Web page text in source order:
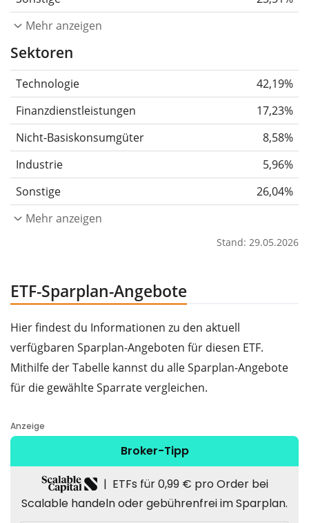
Mehr anzeigen
Sektoren
Technologie
42,19%
Finanzdienstleistungen
17,23%
Nicht-Basiskonsumgüter
8,58%
Industrie
5,96%
Sonstige
26,04%
Mehr anzeigen
Stand: 29.05.2026
ETF-Sparplan-Angebote
Hier findest du Informationen zu den aktuell
verfügbaren Sparplan-Angeboten für diesen ETF.
Mithilfe der Tabelle kannst du alle Sparplan-Angebote
für die gewählte Sparrate vergleichen.